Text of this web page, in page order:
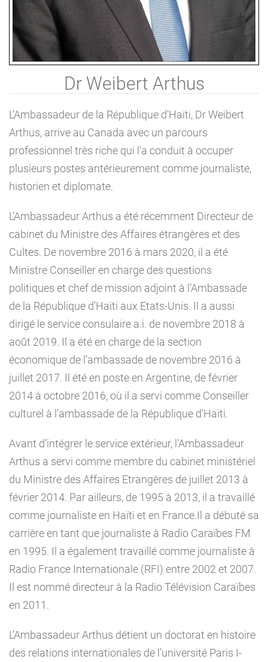
Dr Weibert Arthus
L’Ambassadeur de la République d’Haïti, Dr Weibert
Arthus, arrive au Canada avec un parcours
professionnel très riche qui l’a conduit à occuper
plusieurs postes antérieurement comme journaliste,
historien et diplomate.
L’Ambassadeur Arthus a été récemment Directeur de
cabinet du Ministre des Affaires étrangères et des
Cultes. De novembre 2016 à mars 2020, il a été
Ministre Conseiller en charge des questions
politiques et chef de mission adjoint à l’Ambassade
de la République d’Haïti aux Etats-Unis. Il a aussi
dirigé le service consulaire a.i. de novembre 2018 à
août 2019. Il a été en charge de la section
économique de l’ambassade de novembre 2016 à
juillet 2017. Il été en poste en Argentine, de février
2014 à octobre 2016, où il a servi comme Conseiller
culturel à l’ambassade de la République d’Haïti.
Avant d’intégrer le service extérieur, l’Ambassadeur
Arthus a servi comme membre du cabinet ministériel
du Ministre des Affaires Etrangères de juillet 2013 à
février 2014. Par ailleurs, de 1995 à 2013, il a travaillé
comme journaliste en Haïti et en France.Il a débuté sa
carrière en tant que journaliste à Radio Caraïbes FM
en 1995. Il a également travaillé comme journaliste à
Radio France Internationale (RFI) entre 2002 et 2007.
Il est nommé directeur à la Radio Télévision Caraïbes
en 2011.
L’Ambassadeur Arthus détient un doctorat en histoire
des relations internationales de l’université Paris I-